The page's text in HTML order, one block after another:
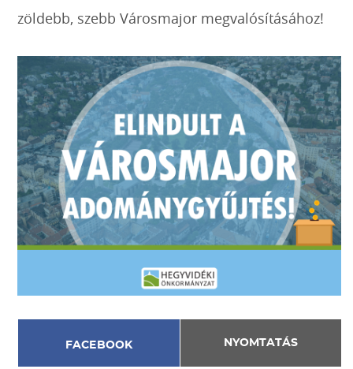
zöldebb, szebb Városmajor megvalósításához!
FACEBOOK NYOMTATÁS